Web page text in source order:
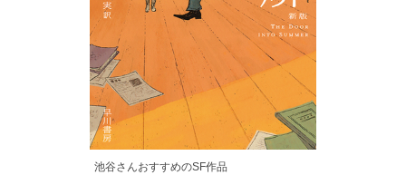
池谷さんおすすめのSF作品